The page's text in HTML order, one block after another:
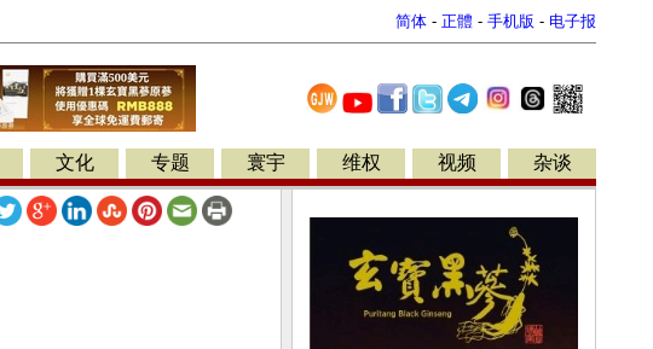
简体 - 正體 - 手机版 - 电子报
文化 专题 寰宇 维权 视频 杂谈